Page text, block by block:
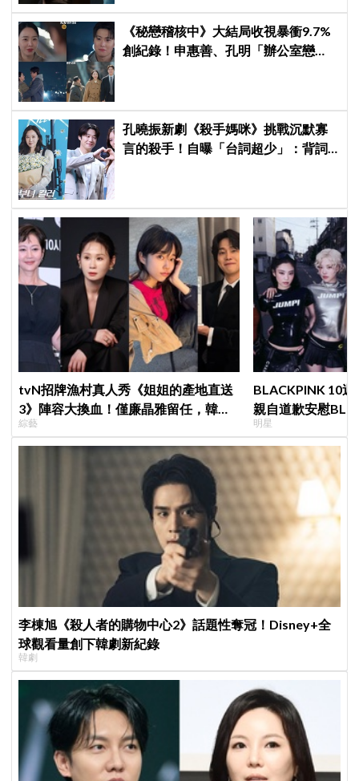
《秘戀稽核中》大結局收視暴衝9.7%
創紀錄！申惠善、孔明「辦公室戀
孔曉振新劇《殺手媽咪》挑戰沉默寡
言的殺手！自曝「台詞超少」：背詞
tvN招牌漁村真人秀《姐姐的產地直送
3》陣容大換血！僅廉晶雅留任，韓媒
曝新成員為金善映、盧允瑞、姜有皙
綜藝
BLACKPINK 10
親自道歉安慰
直呼：「看了心
明星
李棟旭《殺人者的購物中心2》話題性奪冠！Disney+全
球觀看量創下韓劇新紀錄
韓劇